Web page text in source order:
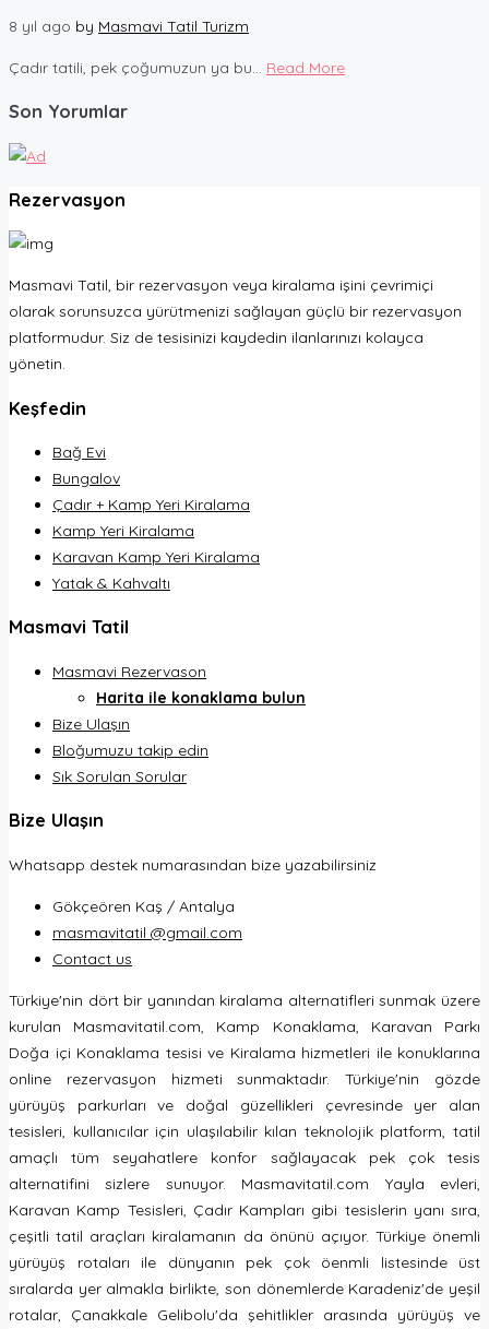
8 yıl ago by Masmavi Tatil Turizm
Çadır tatili, pek çoğumuzun ya bu... Read More
Son Yorumlar
Rezervasyon
Masmavi Tatil, bir rezervasyon veya kiralama işini çevrimiçi
olarak sorunsuzca yürütmenizi sağlayan güçlü bir rezervasyon
platformudur. Siz de tesisinizi kaydedin ilanlarınızı kolayca
yönetin.
Keşfedin
Bağ Evi
Bungalov
Çadır + Kamp Yeri Kiralama
Kamp Yeri Kiralama
Karavan Kamp Yeri Kiralama
Yatak & Kahvaltı
Masmavi Tatil
Masmavi Rezervason
Harita ile konaklama bulun
Bize Ulaşın
Bloğumuzu takip edin
Sık Sorulan Sorular
Bize Ulaşın
Whatsapp destek numarasından bize yazabilirsiniz
Gökçeören Kaş / Antalya
masmavitatil @gmail.com
Contact us
Türkiye'nin dört bir yanından kiralama alternatifleri sunmak üzere
kurulan Masmavitatil.com, Kamp Konaklama, Karavan Parkı
Doğa içi Konaklama tesisi ve Kiralama hizmetleri ile konuklarına
online rezervasyon hizmeti sunmaktadır. Türkiye'nin gözde
yürüyüş parkurları ve doğal güzellikleri çevresinde yer alan
tesisleri, kullanıcılar için ulaşılabilir kılan teknolojik platform, tatil
amaçlı tüm seyahatlere konfor sağlayacak pek çok tesis
alternatifini sizlere sunuyor. Masmavitatil.com Yayla evleri,
Karavan Kamp Tesisleri, Çadır Kampları gibi tesislerin yanı sıra,
çeşitli tatil araçları kiralamanın da önünü açıyor. Türkiye önemli
yürüyüş rotaları ile dünyanın pek çok öenmli listesinde üst
sıralarda yer almakla birlikte, son dönemlerde Karadeniz'de yeşil
rotalar, Çanakkale Gelibolu'da şehitlikler arasında yürüyüş ve